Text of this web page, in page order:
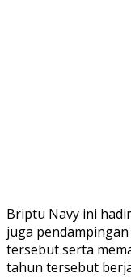
Briptu Navy ini
juga
tersebut serta
tahun tersebut